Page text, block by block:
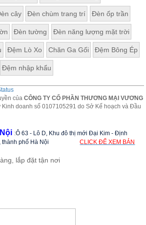
cây Đèn chùm trang trí Đèn ốp trần
Đèn tường Đèn năng lượng mặt trời
Đệm Lò Xo Chăn Ga Gối Đệm Bông Ép
Đệm nhập khẩu
củaCÔNG TY CỔ PHẦN THƯƠNG MẠI VƯƠNG
Kinh doanh số 0107105291 do Sở Kế hoạch và Đầu
:Ô 63 - Lô D, Khu đô thị mới Đại Kim - Định
phố Hà Nội
CLICK ĐỂ XEM BẢN
lắp đặt tận nơi